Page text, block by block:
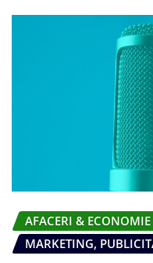
AFACERI & ECONOMIE
MARKETING,